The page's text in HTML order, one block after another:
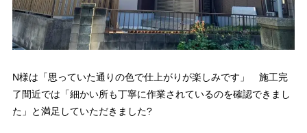
N様は「思っていた通りの色で仕上がりが楽しみです」 施工完
了間近では「細かい所も丁寧に作業されているのを確認できまし
た」と満足していただきました?